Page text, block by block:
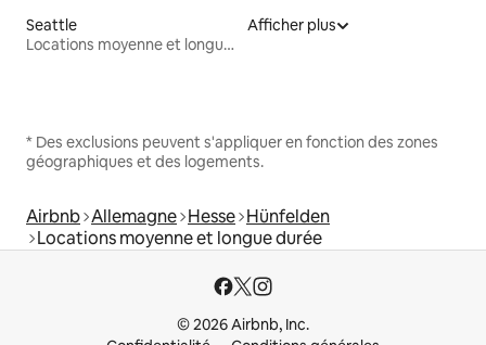
Seattle
Locations moyenne et longue durée
Afficher plus
* Des exclusions peuvent s'appliquer en fonction des zones
géographiques et des logements.
Airbnb Allemagne Hesse Hünfelden
Locations moyenne et longue durée
© 2026 Airbnb, Inc.